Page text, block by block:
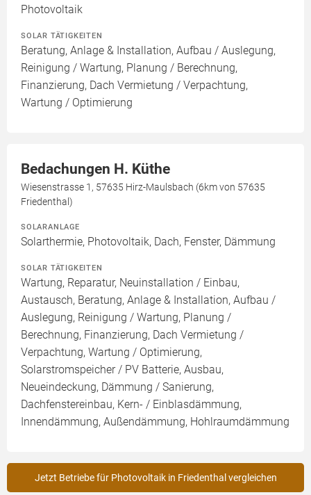
Photovoltaik
SOLAR TÄTIGKEITEN
Beratung, Anlage & Installation, Aufbau / Auslegung,
Reinigung / Wartung, Planung / Berechnung,
Finanzierung, Dach Vermietung / Verpachtung,
Wartung / Optimierung
Bedachungen H. Küthe
Wiesenstrasse 1, 57635 Hirz-Maulsbach (6km von 57635
Friedenthal)
SOLARANLAGE
Solarthermie, Photovoltaik, Dach, Fenster, Dämmung
SOLAR TÄTIGKEITEN
Wartung, Reparatur, Neuinstallation / Einbau,
Austausch, Beratung, Anlage & Installation, Aufbau /
Auslegung, Reinigung / Wartung, Planung /
Berechnung, Finanzierung, Dach Vermietung /
Verpachtung, Wartung / Optimierung,
Solarstromspeicher / PV Batterie, Ausbau,
Neueindeckung, Dämmung / Sanierung,
Dachfenstereinbau, Kern- / Einblasdämmung,
Innendämmung, Außendämmung, Hohlraumdämmung
Jetzt Betriebe für Photovoltaik in Friedenthal vergleichen